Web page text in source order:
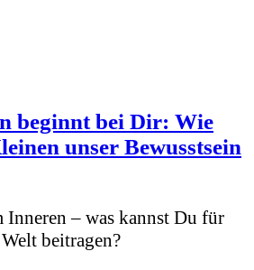
beginnt bei Dir: Wie
unser Bewusstsein
– was kannst Du für
beitragen?